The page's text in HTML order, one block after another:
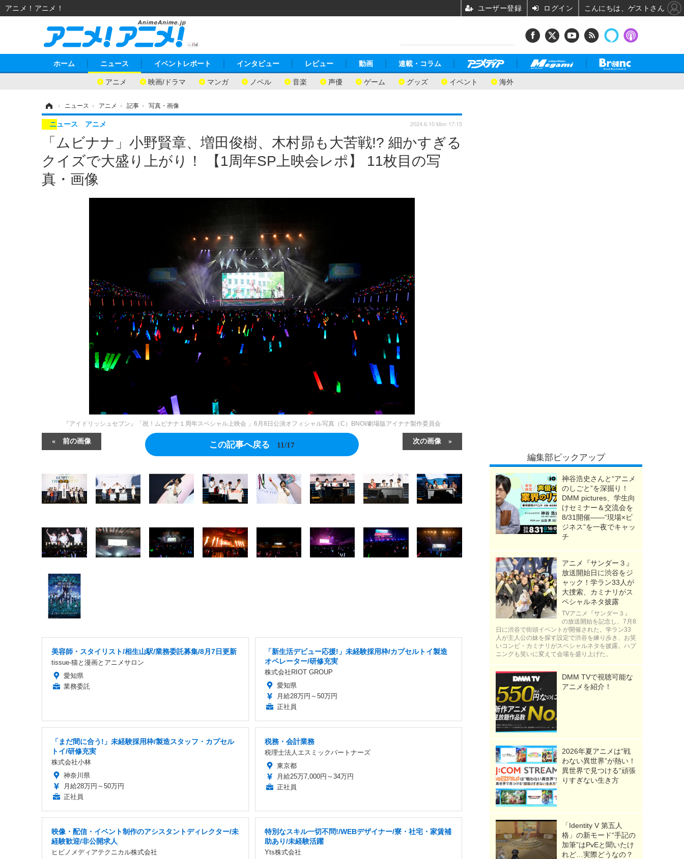
ホーム ニュース
アニメ 映画/ドラマ マンガ ノベル 音楽 声優 ゲーム グッズ イベント 海外
イベントレポート インタビュー レビュー 動画 連載・コラム
› ニュース › アニメ › 記事 › 写真・画像
「ムビナナ」小野賢章、増田俊樹、木村昴も大苦戦!? 細かすぎる
クイズで大盛り上がり！ 【1周年SP上映会レポ】 11枚目の写
真・画像
ニュース アニメ 2024.6.10 Mon 17:15
『アイドリッシュセブン』「祝！ムビナナ１周年スペシャル上映会 」6月8日公演オフィシャル写真（C）BNOI/劇場版アイナナ製作委員会
前の画像 次の画像
この記事へ戻る 11/17
美容師・スタイリスト/相生山駅/業務委託募集/8月7日更新
tissue-猫と漫画とアニメサロン
愛知県
業務委託
「新生活デビュー応援!」未経験採用枠/カプセルトイ製造
オペレーター/研修充実
株式会社RIOT GROUP
愛知県
月給28万円～50万円
正社員
「まだ間に合う!」未経験採用枠/製造スタッフ・カプセル
トイ/研修充実
株式会社小林
神奈川県
月給28万円～50万円
正社員
税務・会計業務
税理士法人エスミックパートナーズ
東京都
月給25万7,000円～34万円
正社員
映像・配信・イベント制作のアシスタントディレクター/未
経験歓迎/非公開求人
ヒビノメディアテクニカル株式会社
特別なスキル一切不問!/WEBデザイナー/寮・社宅・家賃補
助あり/未経験活躍
Yts株式会社
編集部ピックアップ
神谷浩史さんと“アニメ
のしごと”を深掘り！
DMM pictures、学生向
けセミナー＆交流会を
8/31開催――“現場×ビ
ジネス”を一夜でキャッ
チ
アニメ『サンダー３』
放送開始日に渋谷をジ
ャック！学ラン33人が
大捜索、カミナリがス
ペシャルネタ披露
TVアニメ『サンダー３』
の放送開始を記念し、7月8
日に渋谷で街頭イベントが開催された。学ラン33
人が主人公の妹を探す設定で渋谷を練り歩き、お笑
いコンビ・カミナリがスペシャルネタを披露。ハプ
ニングも笑いに変えて会場を盛り上げた。
DMM TVで視聴可能な
アニメを紹介！
2026年夏アニメは“戦
わない異世界”が熱い！
異世界で見つける“頑張
りすぎない生き方
「Identity V 第五人
格」の新モード“手記の
加筆”はPvEと聞いたけ
れど…実際どうなの？
アニメ！アニメ！ ユーザー登録 ログイン こんにちは、ゲストさん